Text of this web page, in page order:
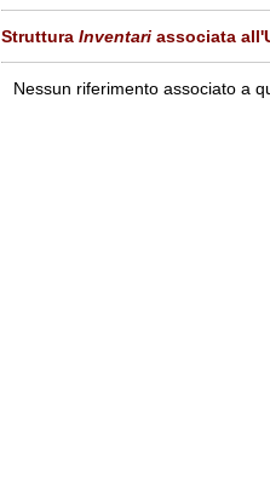
Struttura Inventari associata
Nessun riferimento associato a